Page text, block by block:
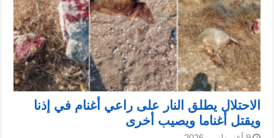
الاحتلال يطلق النار على راعي أغنام في إذنا
ويقتل أغناما ويصيب أخرى